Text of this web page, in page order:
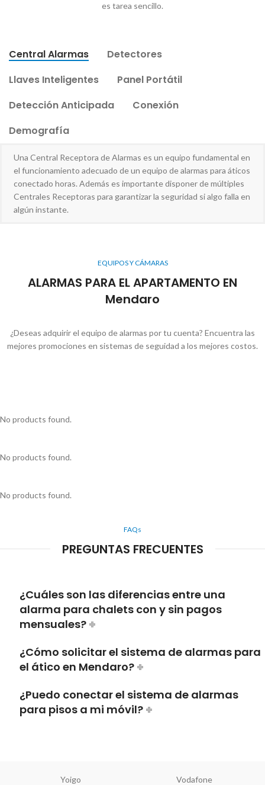
es tarea sencillo.
Central Alarmas
Detectores
Llaves Inteligentes
Panel Portátil
Detección Anticipada
Conexión
Demografía
Una Central Receptora de Alarmas es un equipo fundamental en
el funcionamiento adecuado de un equipo de alarmas para áticos
conectado horas. Además es importante disponer de múltiples
Centrales Receptoras para garantizar la seguridad si algo falla en
algún instante.
EQUIPOS Y CÁMARAS
ALARMAS PARA EL APARTAMENTO EN
Mendaro
¿Deseas adquirir el equipo de alarmas por tu cuenta? Encuentra las
mejores promociones en sistemas de seguidad a los mejores costos.
No products found.
No products found.
No products found.
FAQs
PREGUNTAS FRECUENTES
¿Cuáles son las diferencias entre una
alarma para chalets con y sin pagos
mensuales?
¿Cómo solicitar el sistema de alarmas para
el ático en Mendaro?
¿Puedo conectar el sistema de alarmas
para pisos a mi móvil?
Yoigo Vodafone